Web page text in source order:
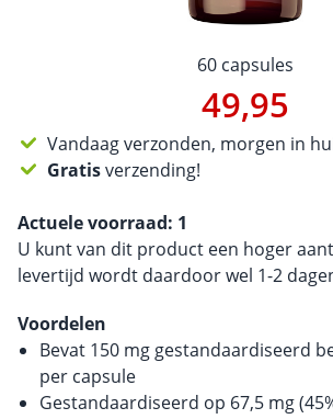
60 capsules
49,95
Vandaag verzonden, morgen in
Gratisverzending!
Actuele voorraad: 1
U kunt van dit product een hoger
levertijd wordt daardoor wel 1-2
Voordelen
Bevat 150 mg gestandaardiseerd
per capsule
Gestandaardiseerd op 67,5 mg